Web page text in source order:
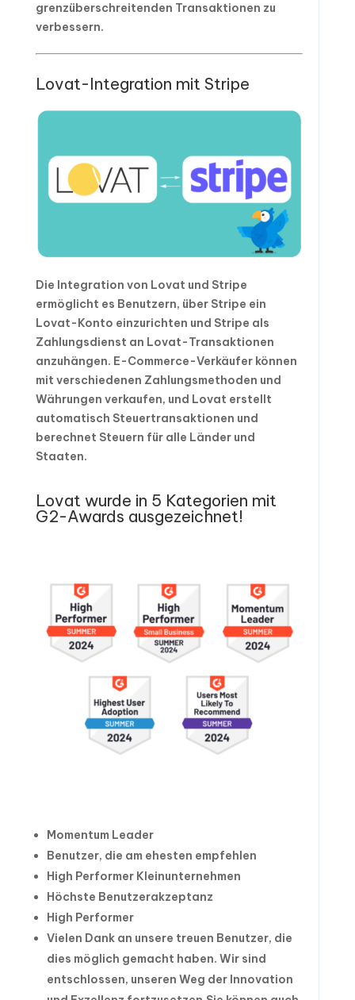
grenzüberschreitenden Transaktionen zu
verbessern.
Lovat-Integration mit Stripe
Die Integration von Lovat und Stripe
ermöglicht es Benutzern, über Stripe ein
Lovat-Konto einzurichten und Stripe als
Zahlungsdienst an Lovat-Transaktionen
anzuhängen. E-Commerce-Verkäufer können
mit verschiedenen Zahlungsmethoden und
Währungen verkaufen, und Lovat erstellt
automatisch Steuertransaktionen und
berechnet Steuern für alle Länder und
Staaten.
Lovat wurde in 5 Kategorien mit
G2-Awards ausgezeichnet!
Momentum Leader
Benutzer, die am ehesten empfehlen
High Performer Kleinunternehmen
Höchste Benutzerakzeptanz
High Performer
Vielen Dank an unsere treuen Benutzer, die
dies möglich gemacht haben. Wir sind
entschlossen, unseren Weg der Innovation